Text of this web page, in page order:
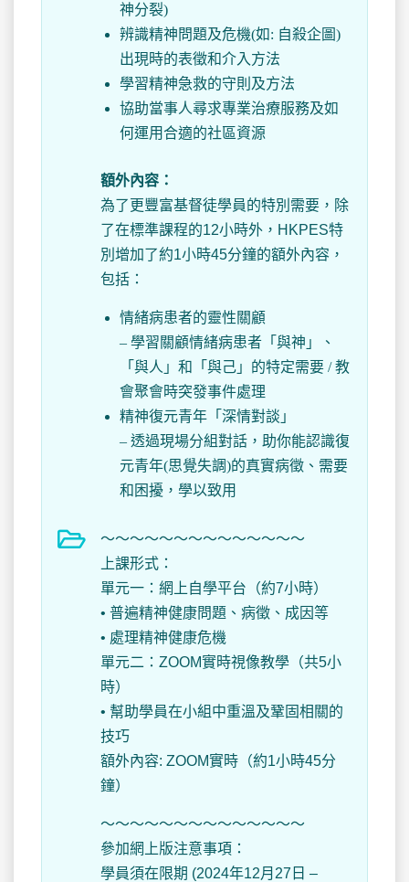
神分裂)
辨識精神問題及危機(如: 自殺企圖)
出現時的表徵和介入方法
學習精神急救的守則及方法
協助當事人尋求專業治療服務及如
何運用合適的社區資源
額外內容：
為了更豐富基督徒學員的特別需要，除
了在標準課程的12小時外，HKPES特
別增加了約1小時45分鐘的額外內容，
包括：
情緒病患者的靈性關顧
– 學習關顧情緒病患者「與神」、
「與人」和「與己」的特定需要 / 教
會聚會時突發事件處理
精神復元青年「深情對談」
– 透過現場分組對話，助你能認識復
元青年(思覺失調)的真實病徵、需要
和困擾，學以致用
～～～～～～～～～～～～～～
上課形式：
單元一：網上自學平台（約7小時）
• 普遍精神健康問題、病徵、成因等
• 處理精神健康危機
單元二：ZOOM實時視像教學（共5小
時）
• 幫助學員在小組中重溫及鞏固相關的
技巧
額外內容: ZOOM實時（約1小時45分
鐘）
～～～～～～～～～～～～～～
參加網上版注意事項：
學員須在限期 (2024年12月27日 –